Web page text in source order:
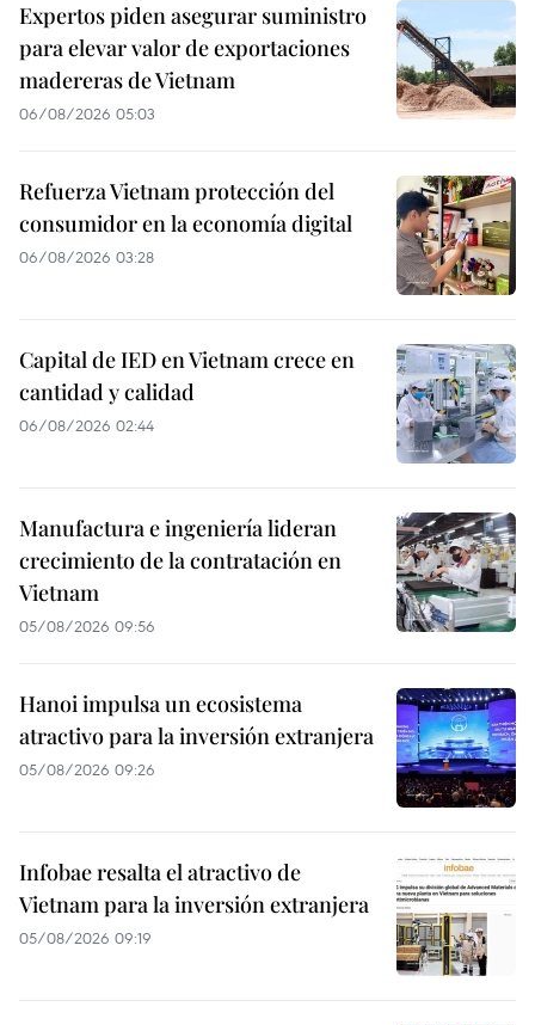
Expertos piden asegurar suministro
para elevar valor de exportaciones
madereras de Vietnam
06/08/2026 05:03
Refuerza Vietnam protección del
consumidor en la economía digital
06/08/2026 03:28
Capital de IED en Vietnam crece en
cantidad y calidad
06/08/2026 02:44
Manufactura e ingeniería lideran
crecimiento de la contratación en
Vietnam
05/08/2026 09:56
Hanoi impulsa un ecosistema
atractivo para la inversión extranjera
05/08/2026 09:26
Infobae resalta el atractivo de
Vietnam para la inversión extranjera
05/08/2026 09:19